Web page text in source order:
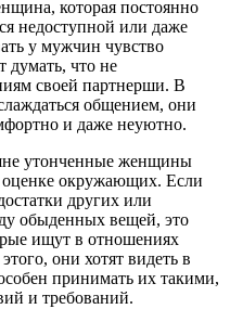
которая постоянно
недоступной или даже
у мужчин чувство
думать, что не
своей партнерши. В
общением, они
и даже неуютно.
утонченные женщины
окружающих. Если
других или
обыденных вещей, это
ищут в отношениях
они хотят видеть в
принимать их такими,
и требований.